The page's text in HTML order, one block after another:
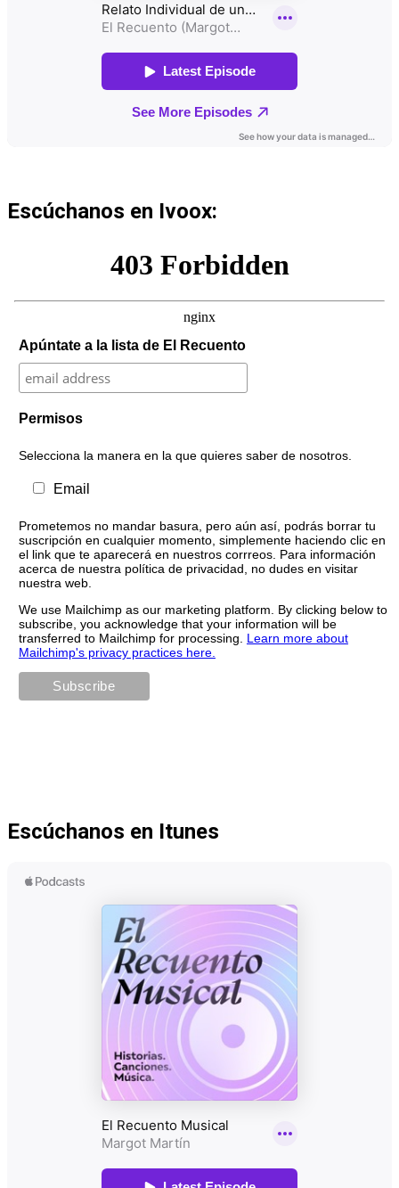
Escúchanos en Ivoox:
Apúntate a la lista de El Recuento
Permisos
Selecciona la manera en la que quieres saber de nosotros.
Email
Prometemos no mandar basura, pero aún así, podrás borrar tu
suscripción en cualquier momento, simplemente haciendo clic en
el link que te aparecerá en nuestros corrreos. Para información
acerca de nuestra política de privacidad, no dudes en visitar
nuestra web.
We use Mailchimp as our marketing platform. By clicking below to
subscribe, you acknowledge that your information will be
transferred to Mailchimp for processing. Learn more about
Mailchimp's privacy practices here.
Escúchanos en Itunes